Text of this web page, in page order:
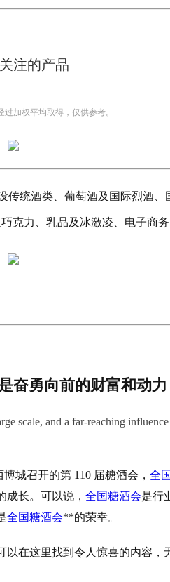
注的产品
加权平均取得，仅供参考。
统酒类、葡萄酒及国际烈酒
力、乳品及冰激凌、电子商
奋勇向前的财富和动力
scale, and a far-reaching
城召开的第 110 届糖酒会， 全
长。可以说， 全国糖酒会是行
全国糖酒会**的荣幸。
在这里找到令人惊喜的内容